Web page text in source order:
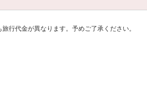
行代金が異なります。予めご了承ください。